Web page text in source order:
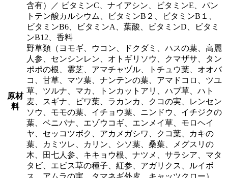
原材
料
含有）／ ビタミンC、ナイアシン、ビタミンE、パン
トテン酸カルシウム、ビタミンB２、ビタミンB１、
ビタミンB6、ビタミンA、葉酸、ビタミンD、ビタミ
ンB12、香料
野草類（ヨモギ、ウコン、ドクダミ、ハスの葉、高麗
人参、センシンレン、オトギリソウ、クマザサ、タン
ポポの根、霊芝、アマチャヅル、トチュウ葉、オオバ
コ、甘草、マツ葉、ナンテンの葉、アマドコロ、ツユ
草、ツルナ、マカ、トンカットアリ、ハブ草、ハト
麦、スギナ、ビワ葉、ラカンカ、クコの実、レンセン
ソウ、モモの葉、イチョウ葉、ニンドウ、イチジクの
葉、ベニバナ、エゾウコギ、エンメイ草、モロヘイ
ヤ、セッコツボク、アカメガシワ、クコ葉、カキの
葉、カミツレ、カリン、シソ葉、桑葉、メグスリの
木、田七人参、キキョウ根、ナツメ、サラシア、マタ
タビ、エビス草の種子、紅参、アガリクス、ルイボ
ス、アムラの実、タマネギ外皮、キャッツクロー）、